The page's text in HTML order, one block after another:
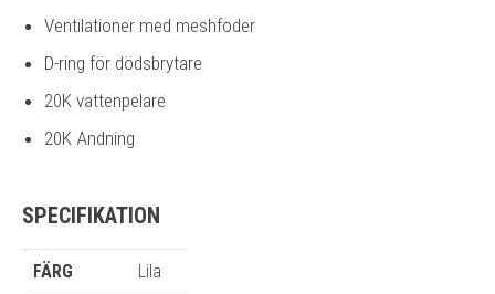
Ventilationer med meshfoder
D-ring för dödsbrytare
20K vattenpelare
20K Andning
SPECIFIKATION
FÄRG Lila